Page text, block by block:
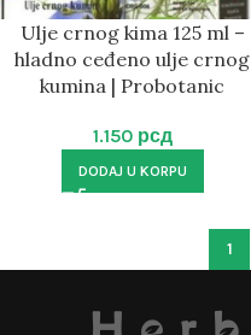
Ulje crnog kima 125 ml –
hladno ceđeno ulje crnog
kumina | Probotanic
1.150 рсд
DODAJ U KORPU
1